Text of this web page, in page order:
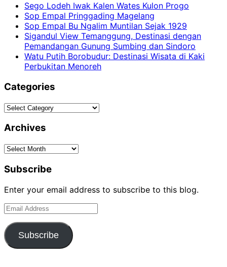
Sego Lodeh Iwak Kalen Wates Kulon Progo
Sop Empal Pringgading Magelang
Sop Empal Bu Ngalim Muntilan Sejak 1929
Sigandul View Temanggung, Destinasi dengan
Pemandangan Gunung Sumbing dan Sindoro
Watu Putih Borobudur: Destinasi Wisata di Kaki
Perbukitan Menoreh
Categories
Categories
Archives
Archives
Subscribe
Enter your email address to subscribe to this blog.
Email
Address
Subscribe